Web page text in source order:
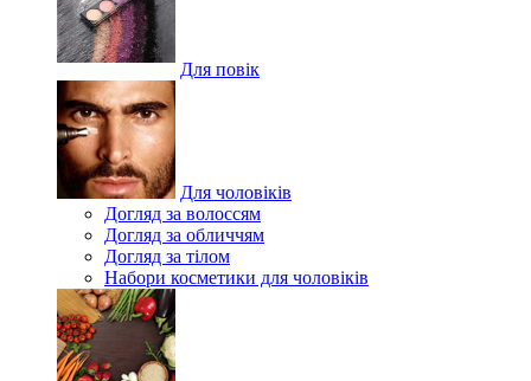
Для повік
Для чоловіків
Догляд за волоссям
Догляд за обличчям
Догляд за тілом
Набори косметики для чоловіків